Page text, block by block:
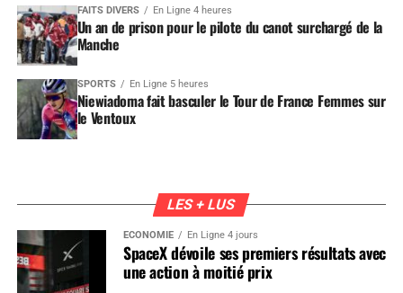
FAITS DIVERS En Ligne 4 heures
Un an de prison pour le pilote du canot surchargé de la
Manche
SPORTS En Ligne 5 heures
Niewiadoma fait basculer le Tour de France Femmes sur
le Ventoux
LES + LUS
ÉCONOMIE En Ligne 4 jours
SpaceX dévoile ses premiers résultats avec
une action à moitié prix